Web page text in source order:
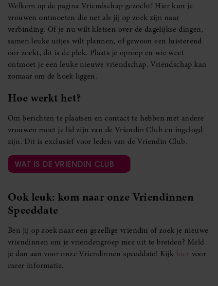
Welkom op de pagina Vriendschap gezocht! Hier kun je
vrouwen ontmoeten die net als jij op zoek zijn naar
verbinding. Of je nu wilt kletsen over de dagelijkse dingen,
samen leuke uitjes wilt plannen, of gewoon een luisterend
oor zoekt, dit is de plek. Plaats je oproep en wie weet
ontmoet je een leuke nieuwe vriendschap. Vriendschap kan
zomaar om de hoek liggen.
Hoe werkt het?
Om berichten te plaatsen en contact te hebben met andere
vrouwen moet je lid zijn van de Vriendin Club en ingelogd
zijn. Dit is exclusief voor leden van de Vriendin Club.
WAT IS DE VRIENDIN CLUB
Ook leuk: kom naar onze Vriendinnen
Speeddate
Ben jij op zoek naar een gezellige vriendin of zoek je nieuwe
vriendinnen om je vriendengroep mee uit te breiden? Meld
je dan aan voor onze Vriendinnen speeddate! Kijk hier voor
meer informatie.